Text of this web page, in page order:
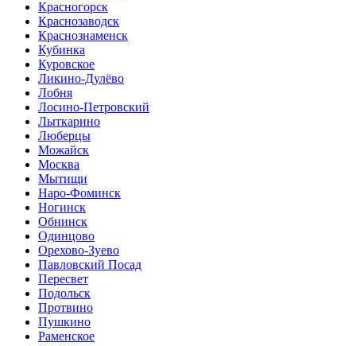
Красногорск
Краснозаводск
Краснознаменск
Кубинка
Куровское
Ликино-Дулёво
Лобня
Лосино-Петровский
Лыткарино
Люберцы
Можайск
Москва
Мытищи
Наро-Фоминск
Ногинск
Обнинск
Одинцово
Орехово-Зуево
Павловский Посад
Пересвет
Подольск
Протвино
Пушкино
Раменское